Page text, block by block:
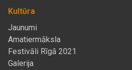
Kultūra
Jaunumi
Amatiermāksla
Festivāli Rīgā 2021
Galerija